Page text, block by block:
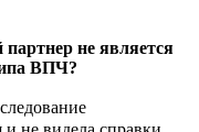
не является
ВПЧ?